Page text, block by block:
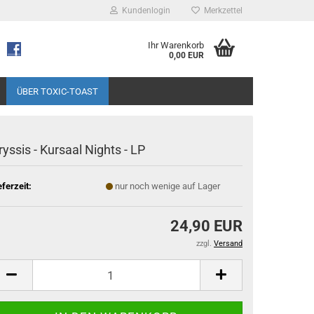
Kundenlogin Merkzettel
Ihr Warenkorb
0,00 EUR
ÜBER TOXIC-TOAST
- Kursaal Nights - LP
nur noch wenige auf Lager
24,90 EUR
zzgl. Versand